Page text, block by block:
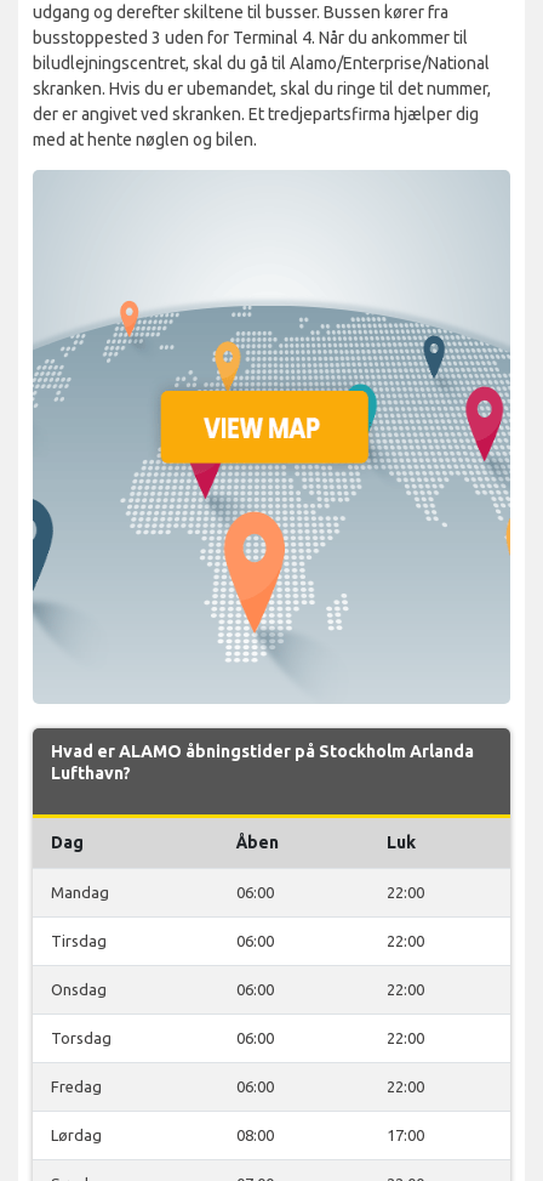
udgang og derefter skiltene til busser. Bussen kører fra
busstoppested 3 uden for Terminal 4. Når du ankommer til
biludlejningscentret, skal du gå til Alamo/Enterprise/National
skranken. Hvis du er ubemandet, skal du ringe til det nummer,
der er angivet ved skranken. Et tredjepartsfirma hjælper dig
med at hente nøglen og bilen.
Hvad er ALAMO åbningstider på Stockholm Arlanda
Lufthavn?
Dag Åben Luk
Mandag 06:00 22:00
Tirsdag 06:00 22:00
Onsdag 06:00 22:00
Torsdag 06:00 22:00
Fredag 06:00 22:00
Lørdag 08:00 17:00